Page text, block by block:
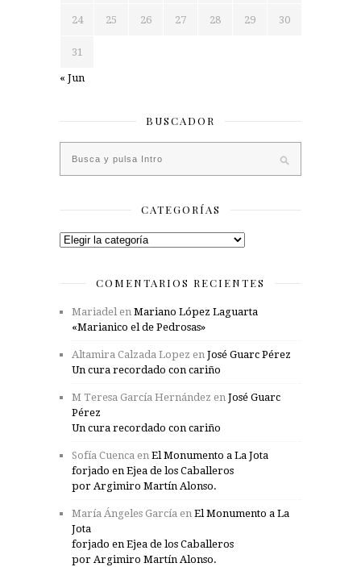
24 25 26 27 28 29 30
31
« Jun
BUSCADOR
CATEGORÍAS
Categorías
COMENTARIOS RECIENTES
Mariadelen Mariano López Laguarta
«Marianico el de Pedrosas»
Altamira Calzada Lopez en José Guarc Pérez
Un cura recordado con cariño
M Teresa García Hernández en José Guarc
Pérez
Un cura recordado con cariño
Sofía Cuenca en El Monumento a La Jota
forjado en Ejea de los Caballeros
por Argimiro Martín Alonso.
María Ángeles García en El Monumento a La
Jota
forjado en Ejea de los Caballeros
por Argimiro Martín Alonso.